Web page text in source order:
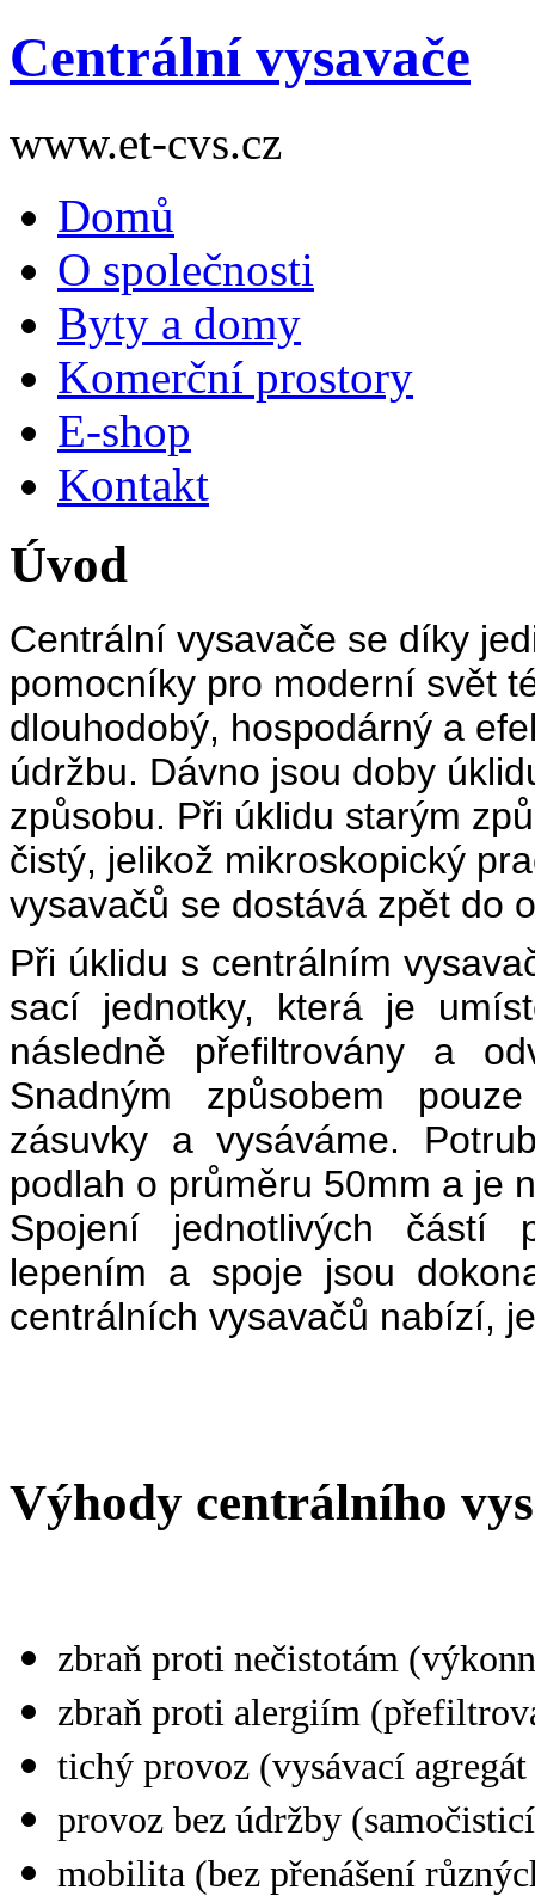
Centrální vysavače
www.et-cvs.cz
Domů
O společnosti
Byty a domy
Komerční prostory
E-shop
Kontakt
Úvod
Centrální vysavače se díky
pomocníky pro moderní svět
dlouhodobý, hospodárný a
údržbu. Dávno jsou doby
způsobu. Při úklidu starým
čistý, jelikož mikroskopický
vysavačů se dostává zpět do
Při úklidu s centrálním
sací jednotky, která je
následně přefiltrovány a
Snadným způsobem
zásuvky a vysáváme.
podlah o průměru 50mm a je
Spojení jednotlivých částí
lepením a spoje jsou
centrálních vysavačů nabízí,
Výhody centrálního
zbraň proti nečistotám
zbraň proti alergiím
tichý provoz (vysávací
provoz bez údržby
mobilita (bez přenášení